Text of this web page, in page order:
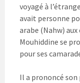
voyagé à
avait personne
arabe (Nahw) aux
Mouhiddine se
pour ses
Il a prononcé son